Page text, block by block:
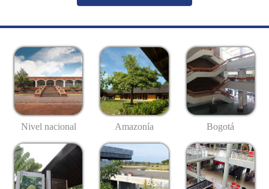
Nivel nacional Amazonía Bogotá